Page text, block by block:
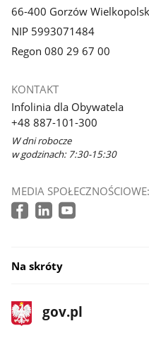
66-400 Gorzów
NIP 5993071484
Regon 080 29 67 00
KONTAKT
Infolinia dla Obywatela
+48 887-101-300
W dni robocze
w godzinach: 7:30-15:30
MEDIA SPOŁECZNOŚCIOWE:
Na skróty
stopka
gov.pl
Strona
gov.pl